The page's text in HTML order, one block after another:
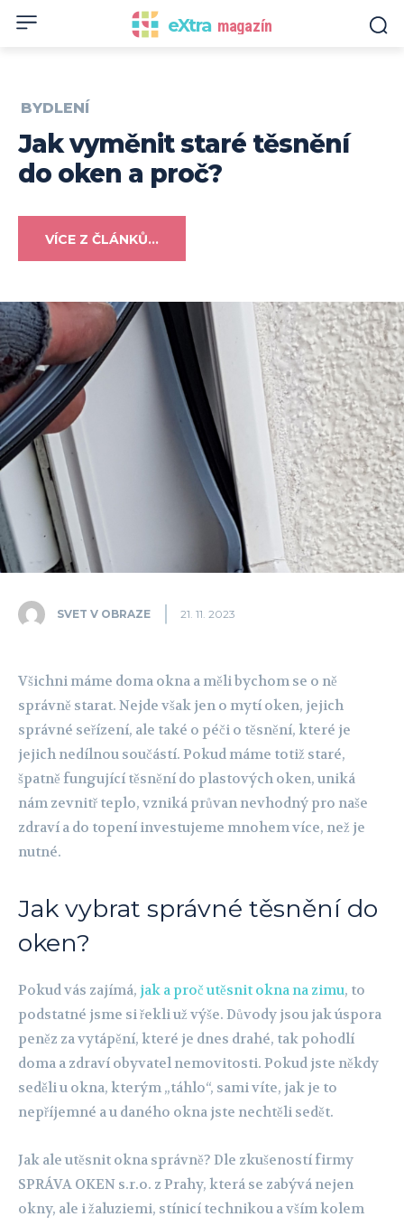
eXtra magazín
BYDLENÍ
Jak vyměnit staré těsnění
do oken a proč?
VÍCE Z ČLÁNKŮ...
SVET V OBRAZE 21. 11. 2023
Všichni máme doma okna a měli bychom se o ně
správně starat. Nejde však jen o mytí oken, jejich
správné seřízení, ale také o péči o těsnění, které je
jejich nedílnou součástí. Pokud máme totiž staré,
špatně fungující těsnění do plastových oken, uniká
nám zevnitř teplo, vzniká průvan nevhodný pro naše
zdraví a do topení investujeme mnohem více, než je
nutné.
Jak vybrat správné těsnění do
oken?
Pokud vás zajímá, jak a proč utěsnit okna na zimu, to
podstatné jsme si řekli už výše. Důvody jsou jak úspora
peněz za vytápění, které je dnes drahé, tak pohodlí
doma a zdraví obyvatel nemovitosti. Pokud jste někdy
seděli u okna, kterým „táhlo“, sami víte, jak je to
nepříjemné a u daného okna jste nechtěli sedět.
Jak ale utěsnit okna správně? Dle zkušeností firmy
SPRÁVA OKEN s.r.o. z Prahy, která se zabývá nejen
okny, ale i žaluziemi, stínicí technikou a vším kolem